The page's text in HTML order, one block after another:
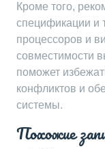
Кроме того,
спецификации и
процессоров и
совместимости
поможет
конфликтов и
системы.
Похожие